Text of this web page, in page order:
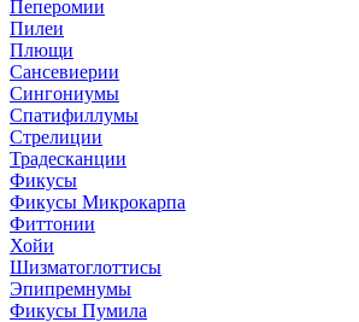
Пеперомии
Пилеи
Плющи
Сансевиерии
Сингониумы
Спатифиллумы
Стрелиции
Традесканции
Фикусы
Фикусы Микрокарпа
Фиттонии
Хойи
Шизматоглоттисы
Эпипремнумы
Фикусы Пумила